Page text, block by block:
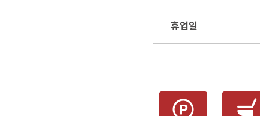
휴업일